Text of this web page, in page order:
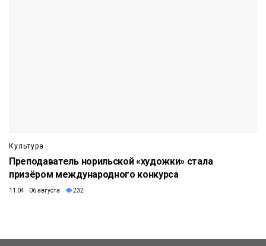
Культура
Преподаватель норильской «художки» стала
призёром международного конкурса
11:04 06 августа 232